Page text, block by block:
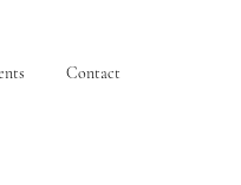
Contact